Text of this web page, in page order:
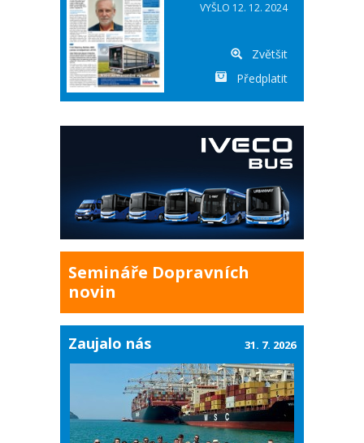
VYŠLO 12. 12. 2024
Zvětšit
Předplatit
Semináře Dopravních
novin
Zaujalo nás 31. 7. 2026